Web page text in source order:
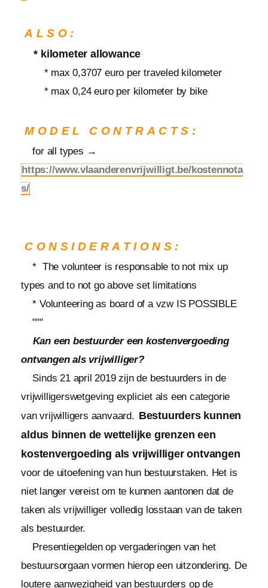
ALSO:
* kilometer allowance
* max 0,3707 euro per traveled kilometer
* max 0,24 euro per kilometer by bike
MODEL CONTRACTS:
for all types →
https://www.vlaanderenvrijwilligt.be/kostennota
s/
CONSIDERATIONS:
* The volunteer is responsable to not mix up
types and to not go above set limitations
* Volunteering as board of a vzw IS POSSIBLE
"""
Kan een bestuurder een kostenvergoeding
ontvangen als vrijwilliger?
Sinds 21 april 2019 zijn de bestuurders in de
vrijwilligerswetgeving expliciet als een categorie
van vrijwilligers aanvaard. Bestuurders kunnen
aldus binnen de wettelijke grenzen een
kostenvergoeding als vrijwilliger ontvangen
voor de uitoefening van hun bestuurstaken. Het is
niet langer vereist om te kunnen aantonen dat de
taken als vrijwilliger volledig losstaan van de taken
als bestuurder.
Presentiegelden op vergaderingen van het
bestuursorgaan vormen hierop een uitzondering. De
loutere aanwezigheid van bestuurders op de